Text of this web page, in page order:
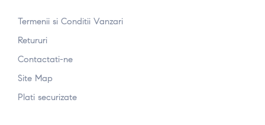
Termenii si Conditii Vanzari
Retururi
Contactati-ne
Site Map
Plati securizate